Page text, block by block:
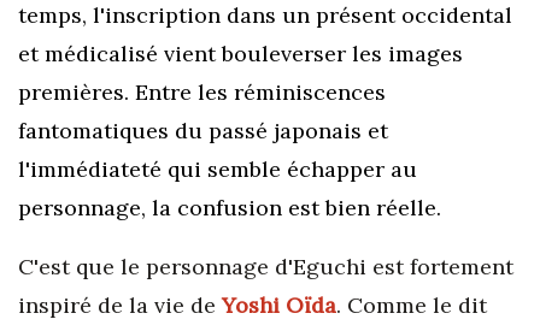
temps, l'inscription dans un présent occidental
et médicalisé vient bouleverser les images
premières. Entre les réminiscences
fantomatiques du passé japonais et
l'immédiateté qui semble échapper au
personnage, la confusion est bien réelle.
C'est que le personnage d'Eguchi est fortement
inspiré de la vie deYoshi Oïda. Comme le dit